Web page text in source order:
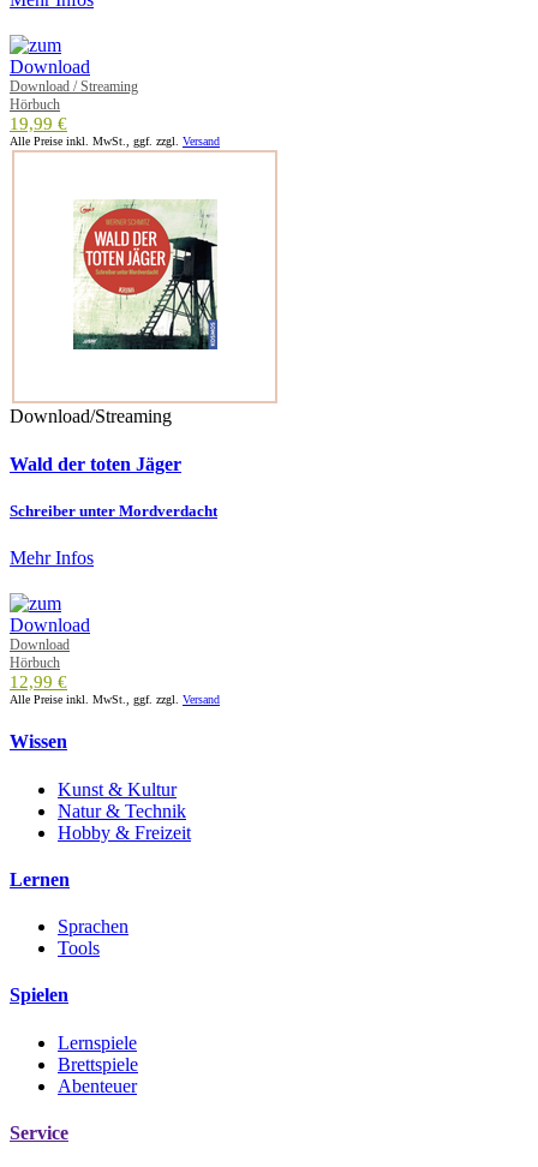
Download / Streaming
Hörbuch
19,99 €
Alle Preise inkl. MwSt., ggf. zzgl. Versand
Download/Streaming
Wald der toten Jäger
Schreiber unter Mordverdacht
Mehr Infos
Download
Hörbuch
12,99 €
Alle Preise inkl. MwSt., ggf. zzgl. Versand
Wissen
Kunst & Kultur
Natur & Technik
Hobby & Freizeit
Lernen
Sprachen
Tools
Spielen
Lernspiele
Brettspiele
Abenteuer
Service